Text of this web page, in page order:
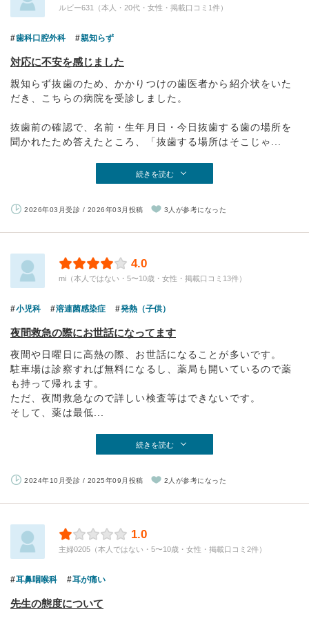
ルビー631（本人・20代・女性・掲載口コミ1件）
歯科口腔外科 親知らず
対応に不安を感じました
親知らず抜歯のため、かかりつけの歯医者から紹介状をいた
だき、こちらの病院を受診しました。
抜歯前の確認で、名前・生年月日・今日抜歯する歯の場所を
聞かれたため答えたところ、「抜歯する場所はそこじゃ...
続きを読む
2026年03月受診 / 2026年03月投稿 3人が参考になった
4.0
mi（本人ではない・5〜10歳・女性・掲載口コミ13件）
小児科 溶連菌感染症 発熱（子供）
夜間救急の際にお世話になってます
夜間や日曜日に高熱の際、お世話になることが多いです。
駐車場は診察すれば無料になるし、薬局も開いているので薬
も持って帰れます。
ただ、夜間救急なので詳しい検査等はできないです。
そして、薬は最低...
続きを読む
2024年10月受診 / 2025年09月投稿 2人が参考になった
1.0
主婦0205（本人ではない・5〜10歳・女性・掲載口コミ2件）
耳鼻咽喉科 耳が痛い
先生の態度について